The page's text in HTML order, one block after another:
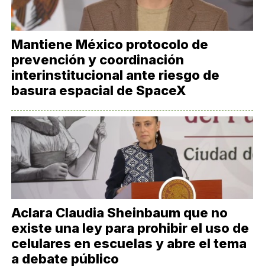
Mantiene México protocolo de
prevención y coordinación
interinstitucional ante riesgo de
basura espacial de SpaceX
Aclara Claudia Sheinbaum que no
existe una ley para prohibir el uso de
celulares en escuelas y abre el tema
a debate público